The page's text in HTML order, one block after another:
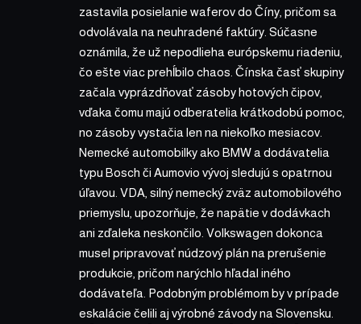
zastavila posielanie waferov do Číny, pričom sa
odvolávala na neuhradené faktúry. Súčasne
oznámila, že už nepodlieha európskemu riadeniu,
čo ešte viac prehĺbilo chaos. Čínska časť skupiny
začala vyprázdňovať zásoby hotových čipov,
vďaka čomu majú odberatelia krátkodobú pomoc,
no zásoby vystačia len na niekoľko mesiacov.
Nemecké automobilky ako BMW a dodávatelia
typu Bosch či Aumovio vývoj sledujú s opatrnou
úľavou. VDA, silný nemecký zväz automobilového
priemyslu, upozorňuje, že napätie v dodávkach
ani zďaleka neskončilo. Volkswagen dokonca
musel pripravovať núdzový plán na prerušenie
produkcie, pričom narýchlo hľadal iného
dodávateľa. Podobným problémom by v prípade
eskalácie čelili aj výrobné závody na Slovensku.